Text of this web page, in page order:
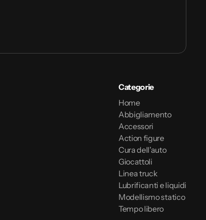
Categorie
Home
Abbigliamento
Accessori
Action figure
Cura dell'auto
Giocattoli
Linea truck
Lubrificanti e liquidi
Modellismo statico
Tempo libero